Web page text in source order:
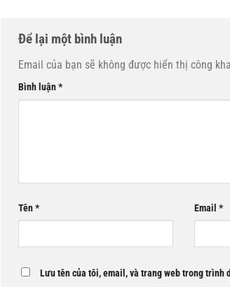
Để lại một bình luận
Email của bạn sẽ không được hiển thị công
Bình luận*
Tên* Email *
Lưu tên của tôi, email, và trang web trong trình